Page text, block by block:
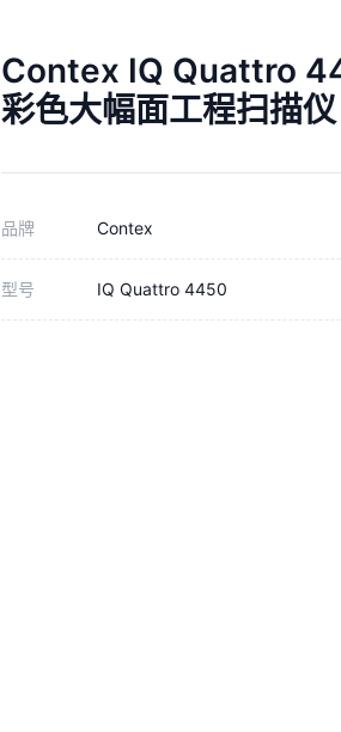
Contex IQ Quattro
彩色大幅面工程扫描仪
品牌 Contex
型号 IQ Quattro 4450